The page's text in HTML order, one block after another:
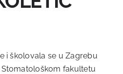
i školovala se u Zagrebu
fakultetu